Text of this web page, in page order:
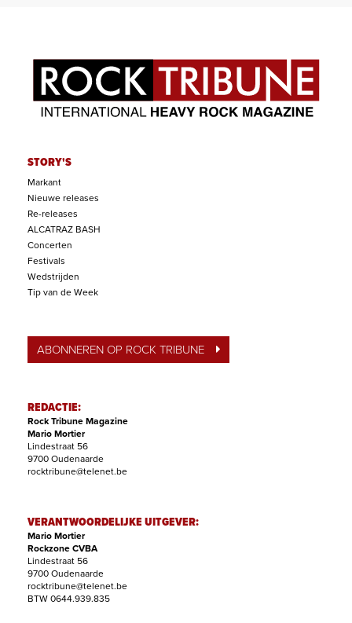
STORY'S
Markant
Nieuwe releases
Re-releases
ALCATRAZ BASH
Concerten
Festivals
Wedstrijden
Tip van de Week
ABONNEREN OP ROCK TRIBUNE
REDACTIE:
Rock Tribune Magazine
Mario Mortier
Lindestraat 56
9700 Oudenaarde
rocktribune@telenet.be
VERANTWOORDELIJKE UITGEVER:
Mario Mortier
Rockzone CVBA
Lindestraat 56
9700 Oudenaarde
rocktribune@telenet.be
BTW 0644.939.835